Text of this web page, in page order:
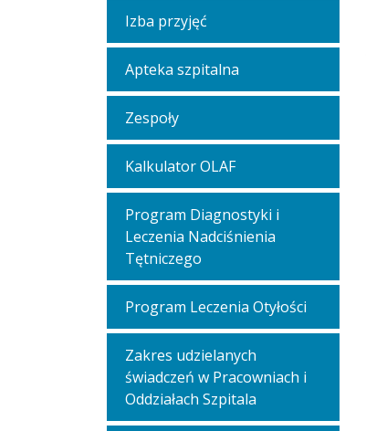
Izba przyjęć
Apteka szpitalna
Zespoły
Kalkulator OLAF
Program Diagnostyki i
Leczenia Nadciśnienia
Tętniczego
Program Leczenia Otyłości
Zakres udzielanych
świadczeń w Pracowniach i
Oddziałach Szpitala